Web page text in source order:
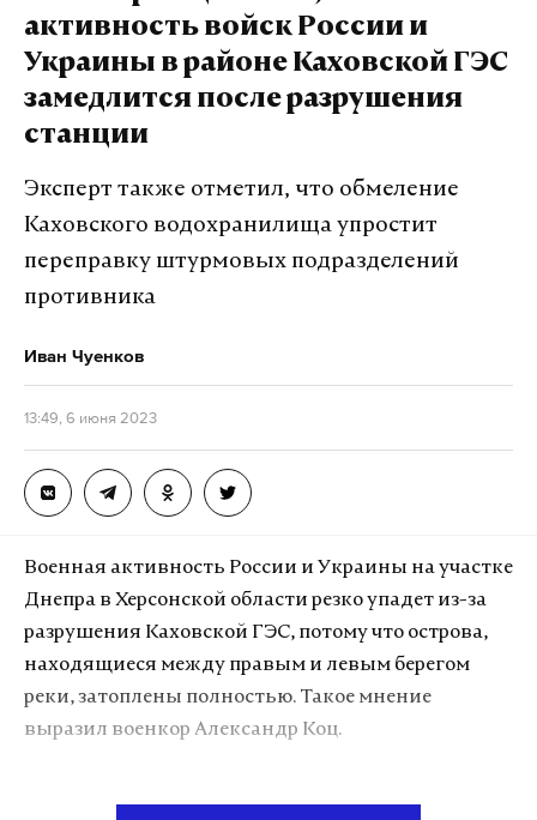
активность войск России и
Украины в районе Каховской ГЭС
замедлится после разрушения
станции
Эксперт также отметил, что обмеление
Каховского водохранилища упростит
переправку штурмовых подразделений
противника
Иван Чуенков
13:49, 6 июня 2023
Военная активность России и Украины на участке
Днепра в Херсонской области резко упадет из-за
разрушения Каховской ГЭС, потому что острова,
находящиеся между правым и левым берегом
реки, затоплены полностью. Такое мнение
выразил военкор Александр Коц.